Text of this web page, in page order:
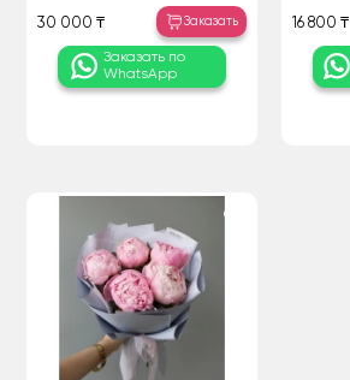
30 000 ₸ Заказать
Заказать по
WhatsApp
16 800 ₸